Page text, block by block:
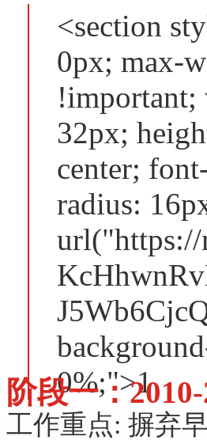
<section
0px; max-
32px;
center;
radius:
0%;">1
阶段一：
工作重点: 摒弃